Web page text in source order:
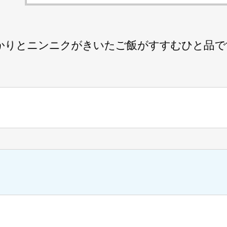
とニンニクがきいたご飯がすすむひと品で